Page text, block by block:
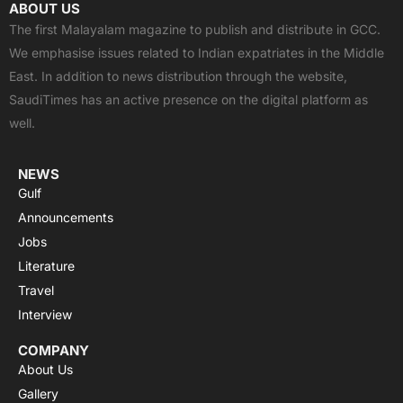
e
b
o
o
k
w
i
t
t
e
t
u
b
e
t
s
a
p
p
t
a
g
r
a
ABOUT US
The first Malayalam magazine to publish and distribute in GCC.
We emphasise issues related to Indian expatriates in the Middle
East. In addition to news distribution through the website,
SaudiTimes has an active presence on the digital platform as
well.
NEWS
Gulf
Announcements
Jobs
Literature
Travel
Interview
COMPANY
About Us
Gallery